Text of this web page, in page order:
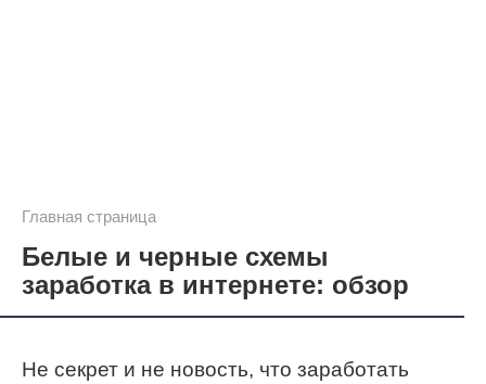
Главная страница
Белые и черные схемы
заработка в интернете: обзор
Не секрет и не новость, что заработать